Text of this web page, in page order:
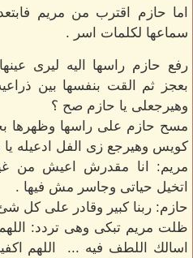
اما حازم اقترب من مريم
سماعها لكلمات اسر .
رفع حازم راسها اليه ليرى
بعجز ثم القت بنفسها بين
وهيرجعلى يا حازم صح ؟
مسح حازم على راسها وظهرها
كويس وهيرجع زى الفل ادعيله يا
مريم: انا مقدرش اعيش من
اتخيل حياتى وجاسر مش فيها .
حازم: ربنا كبير وقادر على كل
ظلت مريم تبكى وهى تردد:
اسالك اللطف فيه ... اللهم